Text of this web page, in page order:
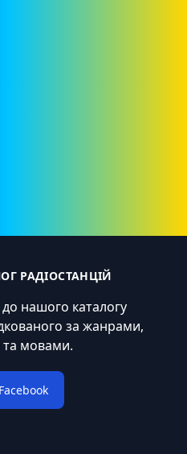
РАДІОСТАНЦІЙ
нашого каталогу
за жанрами,
та мовами.
Facebook